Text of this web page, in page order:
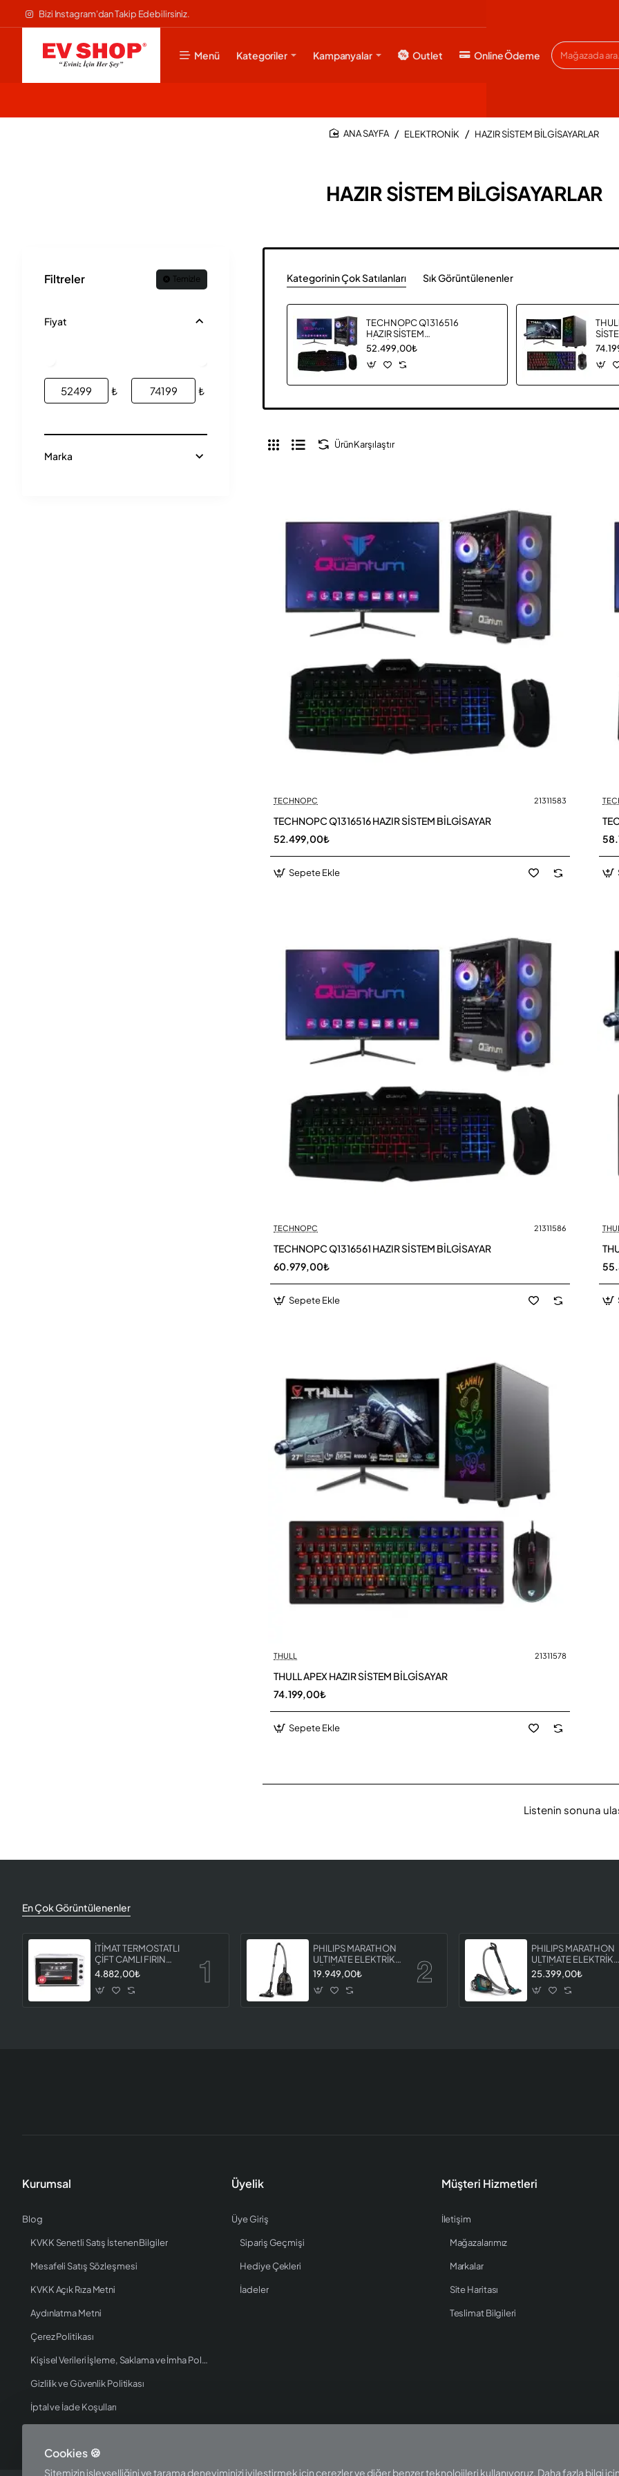
Cookies 🍪
Sitemizin işlevselliğini ve tarama deneyiminizi iyileştirmek için çerezler ve diğer benzer teknolojileri kullanıyoruz. Daha fazla bilgi
Bizi Instagram'dan Takip Edebilirsiniz.
Menü Kategoriler Kampanyalar Outlet Online Ödeme
Mağazada
ara...
HAZIR SİSTEM BİLGİSAYARLAR
ELEKTRONİK HAZIR SİSTEM BİLGİSAYARLAR
Filtreler Temizle
Fiyat
₺ ₺
Marka
Kategorinin Çok Satılanları Sık Görüntülenenler
TECHNOPC Q1316516
HAZIR SİSTEM
BİLGİSAYAR
52.499,00₺
Ürün Karşılaştır
TECHNOPC 21311583
TECHNOPC Q1316516 HAZIR SİSTEM BİLGİSAYAR
52.499,00₺
Sepete Ekle
TECHNOPC 21311586
TECHNOPC Q1316561 HAZIR SİSTEM BİLGİSAYAR
60.979,00₺
Sepete Ekle
THULL 21311578
THULL APEX HAZIR SİSTEM BİLGİSAYAR
74.199,00₺
Sepete Ekle
Listenin sonuna
En Çok Görüntülenenler
İTİMAT TERMOSTATLI
ÇİFT CAMLI FIRIN
8060
4.882,00₺
PHILIPS MARATHON
ULTIMATE ELEKTRİKLİ
SÜPÜRGE XB9125 07
19.949,00₺
PHILIPS MARATHON
ULTIMATE ELEKTRİKLİ
SÜPÜRGE XB9185 07
25.399,00₺
Kurumsal
Blog
KVKK Senetli Satış İstenen Bilgiler
Mesafeli Satış Sözleşmesi
KVKK Açık Rıza Metni
Aydınlatma Metni
Çerez Politikası
Kişisel Verileri İşleme, Saklama ve İmha Politikası
Gizlilik ve Güvenlik Politikası
İptal ve İade Koşulları
Üyelik
Üye Giriş
Sipariş Geçmişi
Hediye Çekleri
İadeler
Müşteri Hizmetleri
İletişim
Mağazalarımız
Markalar
Site Haritası
Teslimat Bilgileri